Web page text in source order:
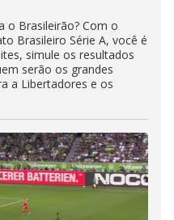
o Brasileirão? Com o
Brasileiro Série A, você é
simule os resultados
serão os grandes
a Libertadores e os